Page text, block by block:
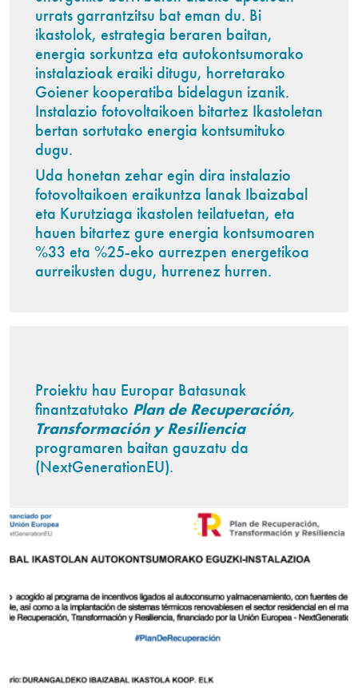
urrats garrantzitsu bat eman du. Bi
ikastolok, estrategia beraren baitan,
energia sorkuntza eta autokontsumorako
instalazioak eraiki ditugu, horretarako
Goiener kooperatiba bidelagun izanik.
Instalazio fotovoltaikoen bitartez Ikastoletan
bertan sortutako energia kontsumituko
dugu.
Uda honetan zehar egin dira instalazio
fotovoltaikoen eraikuntza lanak Ibaizabal
eta Kurutziaga ikastolen teilatuetan, eta
hauen bitartez gure energia kontsumoaren
%33 eta %25-eko aurrezpen energetikoa
aurreikusten dugu, hurrenez hurren.
Proiektu hau Europar Batasunak
finantzatutako Plan de Recuperación,
Transformación y Resiliencia
programaren baitan gauzatu da
(NextGenerationEU).